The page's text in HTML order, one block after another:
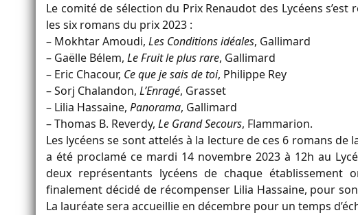
Le comité de sélection du Prix Renaudot des Lycéens
les six romans du prix 2023 :
– Mokhtar Amoudi, Les Conditions idéales, Gallimard
– Gaëlle Bélem, Le Fruit le plus rare, Gallimard
– Eric Chacour, Ce que je sais de toi, Philippe Rey
– Sorj Chalandon, L’Enragé, Grasset
– Lilia Hassaine, Panorama, Gallimard
– Thomas B. Reverdy, Le Grand Secours, Flammarion.
Les lycéens se sont attelés à la lecture de ces 6 romans
a été proclamé ce mardi 14 novembre 2023 à 12h au
deux représentants lycéens de chaque
finalement décidé de récompenser Lilia Hassaine, pour
La lauréate sera accueillie en décembre pour un temps